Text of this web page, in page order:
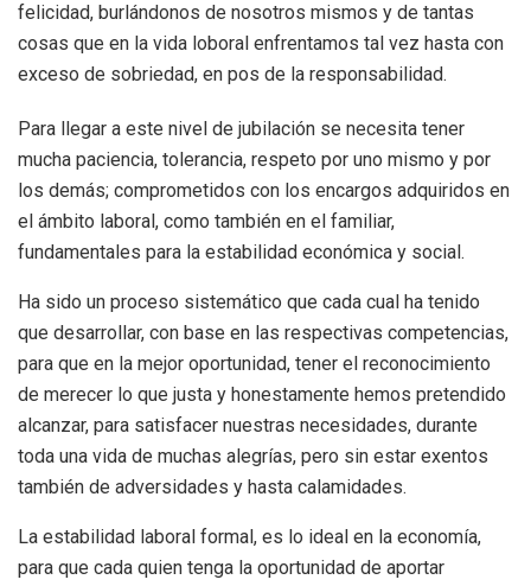
felicidad, burlándonos de nosotros mismos y de tantas
cosas que en la vida loboral enfrentamos tal vez hasta con
exceso de sobriedad, en pos de la responsabilidad.
Para llegar a este nivel de jubilación se necesita tener
mucha paciencia, tolerancia, respeto por uno mismo y por
los demás; comprometidos con los encargos adquiridos en
el ámbito laboral, como también en el familiar,
fundamentales para la estabilidad económica y social.
Ha sido un proceso sistemático que cada cual ha tenido
que desarrollar, con base en las respectivas competencias,
para que en la mejor oportunidad, tener el reconocimiento
de merecer lo que justa y honestamente hemos pretendido
alcanzar, para satisfacer nuestras necesidades, durante
toda una vida de muchas alegrías, pero sin estar exentos
también de adversidades y hasta calamidades.
La estabilidad laboral formal, es lo ideal en la economía,
para que cada quien tenga la oportunidad de aportar